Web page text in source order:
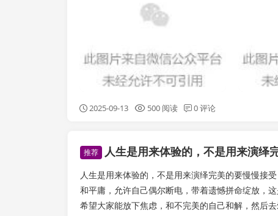
2025-09-13 500 阅读 0 评论
推荐 人生是用来体验的，不是用来演绎
人生是用来体验的，不是用来演绎完美的要慢慢接
和平庸，允许自己偶尔断电，带着遗憾拼命绽放，
希望大家能放下焦虑，和不完美的自己和解，然后